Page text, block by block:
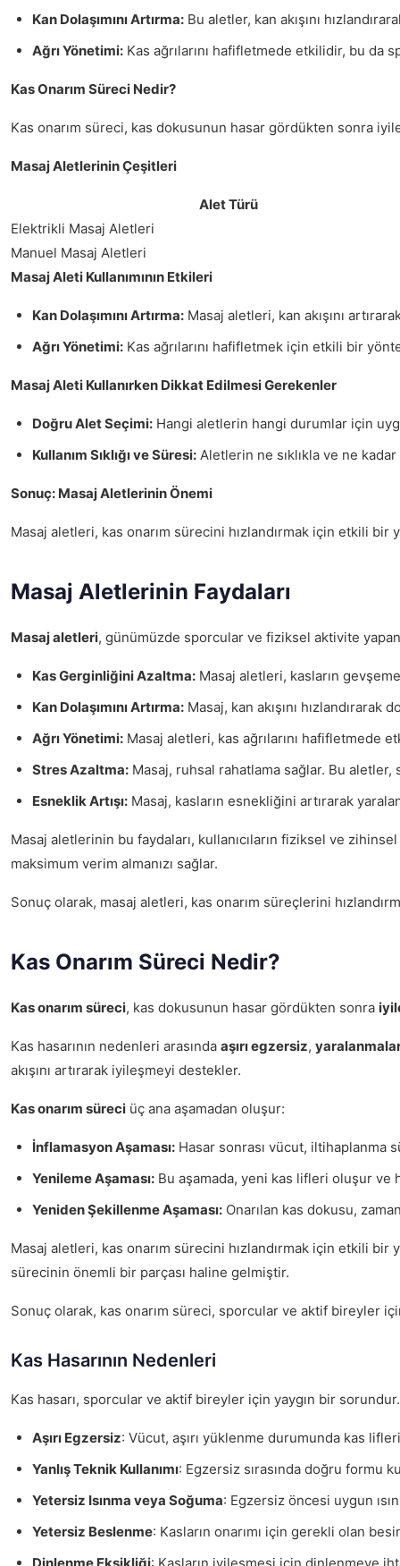
Kan Dolaşımını Artırma: Bu aletler, kan akışını
Ağrı Yönetimi: Kas ağrılarını hafifletmede etkilidir, bu da
Kas Onarım Süreci Nedir?
Kas onarım süreci, kas dokusunun hasar gördükten sonra
Masaj Aletlerinin Çeşitleri
Alet Türü
Elektrikli Masaj Aletleri
Manuel Masaj Aletleri
Masaj Aleti Kullanımının Etkileri
Kan Dolaşımını Artırma: Masaj aletleri, kan akışını
Ağrı Yönetimi: Kas ağrılarını hafifletmek için etkili bir
Masaj Aleti Kullanırken Dikkat Edilmesi Gerekenler
Doğru Alet Seçimi: Hangi aletlerin hangi durumlar için
Kullanım Sıklığı ve Süresi: Aletlerin ne sıklıkla ve ne
Sonuç: Masaj Aletlerinin Önemi
Masaj aletleri, kas onarım sürecini hızlandırmak için etkili bir
Masaj Aletlerinin Faydaları
Masaj aletleri, günümüzde sporcular ve fiziksel aktivite
Kas Gerginliğini Azaltma: Masaj aletleri, kasların
Kan Dolaşımını Artırma: Masaj, kan akışını
Ağrı Yönetimi: Masaj aletleri, kas ağrılarını hafifletmede
Stres Azaltma: Masaj, ruhsal rahatlama sağlar. Bu
Esneklik Artışı: Masaj, kasların esnekliğini artırarak
Masaj aletlerinin bu faydaları, kullanıcıların fiziksel ve
maksimum verim almanızı sağlar.
Sonuç olarak, masaj aletleri, kas onarım süreçlerini
Kas Onarım Süreci Nedir?
Kas onarım süreci, kas dokusunun hasar gördükten sonra
Kas hasarının nedenleri arasında aşırı egzersiz,
akışını artırarak iyileşmeyi destekler.
Kas onarım süreci üç ana aşamadan oluşur:
İnflamasyon Aşaması: Hasar sonrası vücut, iltihaplanma
Yenileme Aşaması: Bu aşamada, yeni kas lifleri oluşur ve
Yeniden Şekillenme Aşaması: Onarılan kas dokusu,
Masaj aletleri, kas onarım sürecini hızlandırmak için etkili bir
sürecinin önemli bir parçası haline gelmiştir.
Sonuç olarak, kas onarım süreci, sporcular ve aktif bireyler
Kas Hasarının Nedenleri
Kas hasarı, sporcular ve aktif bireyler için yaygın bir
Aşırı Egzersiz: Vücut, aşırı yüklenme durumunda kas
Yanlış Teknik Kullanımı: Egzersiz sırasında doğru formu
Yetersiz Isınma veya Soğuma: Egzersiz öncesi uygun
Yetersiz Beslenme: Kasların onarımı için gerekli olan
Dinlenme Eksikliği: Kasların iyileşmesi için dinlenmeye